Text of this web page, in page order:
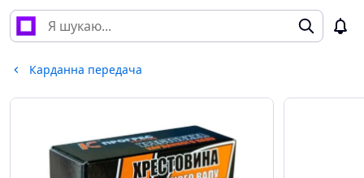
Карданна передача